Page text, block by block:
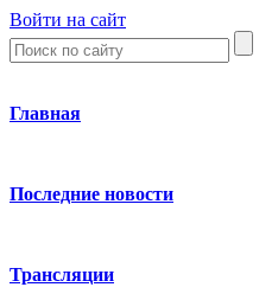
Войти на сайт
Главная
Последние новости
Трансляции